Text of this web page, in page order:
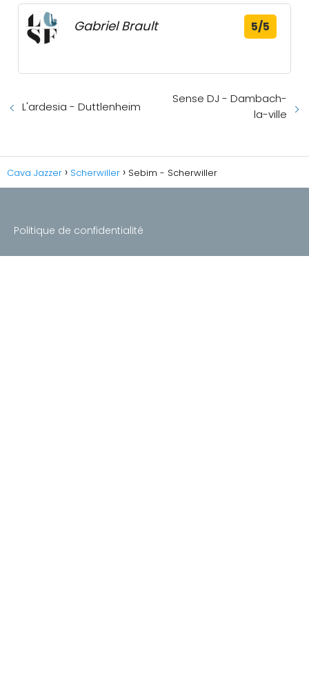
Gabriel Brault 5/5
L'ardesia - Duttlenheim
Sense DJ - Dambach-
la-ville
Cava Jazzer Scherwiller Sebim - Scherwiller
Politique de confidentialité